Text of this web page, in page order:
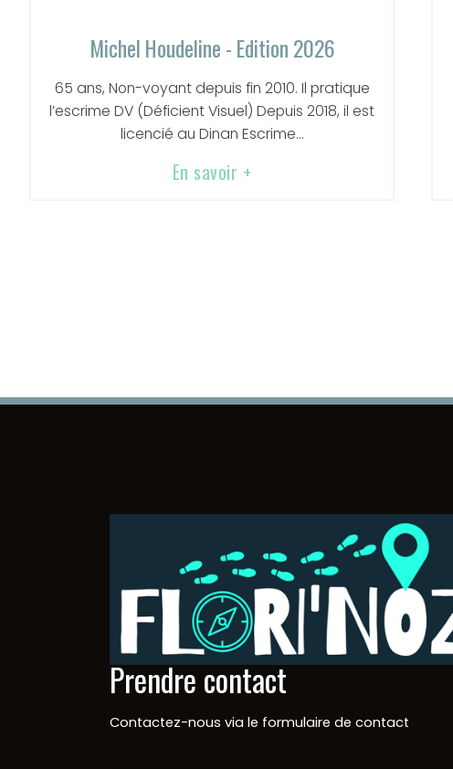
Michel Houdeline - Edition 2026
65 ans, Non-voyant depuis fin 2010. Il pratique
l’escrime DV (Déficient Visuel) Depuis 2018, il est
licencié au Dinan Escrime...
En savoir +
Prendre contact
Contactez-nous via le formulaire de contact